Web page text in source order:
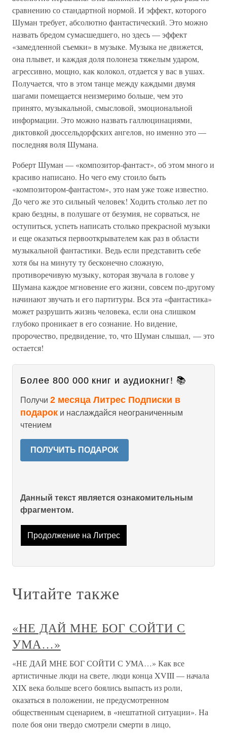
сравнению со стандартной нормой. И эффект, которого
Шуман требует, абсолютно фантастический. Это можно
назвать бредом сумасшедшего, но здесь — эффект
«замедленной съемки» в музыке. Музыка не движется,
она плывет, и каждая доля полонеза тяжелым ударом,
агрессивно, мощно, как колокол, отдается у вас в ушах.
Получается, что в этом танце между каждыми двумя
шагами помещается неизмеримо больше, чем это
принято, музыкальной, смысловой, эмоциональной
информации. Это можно назвать галлюцинациями,
диктовкой дюссельдорфских ангелов, но именно это —
последняя воля Шумана.
Роберт Шуман — «композитор-фантаст», об этом много и
красиво написано. Но чего ему стоило быть
«композитором-фантастом», это нам уже тоже известно.
До чего же это сильный человек! Ходить столько лет по
краю бездны, в полушаге от безумия, не сорваться, не
оступиться, успеть написать столько прекрасной музыки
и еще оказаться первооткрывателем как раз в области
музыкальной фантастики. Ведь если представить себе
хотя бы на минуту ту бесконечно сложную,
противоречивую музыку, которая звучала в голове у
Шумана каждое мгновение его жизни, совсем по-другому
начинают звучать и его партитуры. Вся эта «фантастика»
может разрушить жизнь человека, если она слишком
глубоко проникает в его сознание. Но видение,
пророчество, предвидение, то, что Шуман слышал, — это
остается!
Более 800 000 книг и аудиокниг! 📚
Получи 2 месяца Литрес Подписки в
подарок и наслаждайся неограниченным
чтением
ПОЛУЧИТЬ ПОДАРОК
Данный текст является ознакомительным
фрагментом.
Продолжение на Литрес
Читайте также
«НЕ ДАЙ МНЕ БОГ СОЙТИ С
УМА…»
«НЕ ДАЙ МНЕ БОГ СОЙТИ С УМА…» Как все
артистичные люди на свете, люди конца XVIII — начала
XIX века больше всего боялись выпасть из роли,
оказаться в положении, не предусмотренном
общественным сценарием, в «нештатной ситуации». На
поле боя они твердо смотрели смерти в лицо,